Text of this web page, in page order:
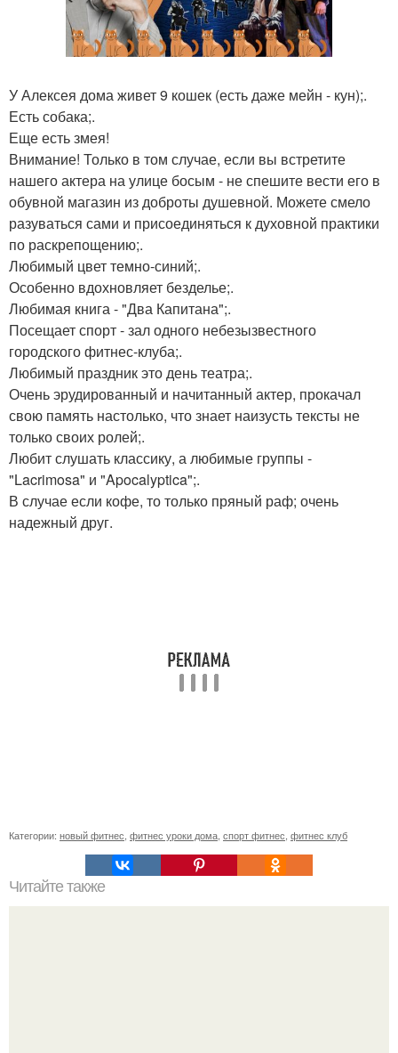
У Алексея дома живет 9 кошек (есть даже мейн - кун);.
Есть собака;.
Еще есть змея!
Внимание! Только в том случае, если вы встретите
нашего актера на улице босым - не спешите вести его в
обувной магазин из доброты душевной. Можете смело
разуваться сами и присоединяться к духовной практики
по раскрепощению;.
Любимый цвет темно-синий;.
Особенно вдохновляет безделье;.
Любимая книга - "Два Капитана";.
Посещает спорт - зал одного небезызвестного
городского фитнес-клуба;.
Любимый праздник это день театра;.
Очень эрудированный и начитанный актер, прокачал
свою память настолько, что знает наизусть тексты не
только своих ролей;.
Любит слушать классику, а любимые группы -
"Lacrimosa" и "Apocalyptica";.
В случае если кофе, то только пряный раф; очень
надежный друг.
Категории: новый фитнес, фитнес уроки дома, спорт фитнес, фитнес клуб
Читайте также